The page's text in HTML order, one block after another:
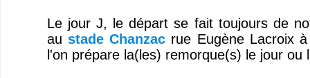
Le jour J, le départ se fait toujours de
au stade Chanzac rue Eugène Lacroix
l'on prépare la(les) remorque(s) le jour ou